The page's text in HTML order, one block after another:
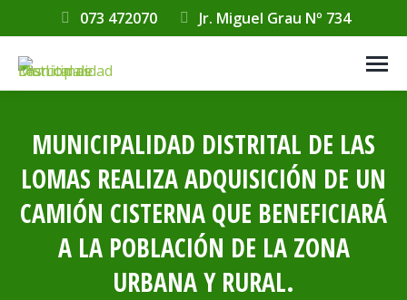
073 472070 Jr. Miguel Grau Nº 734
MUNICIPALIDAD DISTRITAL DE LAS
LOMAS REALIZA ADQUISICIÓN DE UN
CAMIÓN CISTERNA QUE BENEFICIARÁ
A LA POBLACIÓN DE LA ZONA
URBANA Y RURAL.